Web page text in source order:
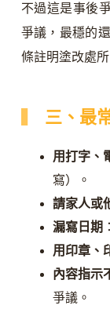
不過這是事後
爭議，最穩的
條註明塗改處
三、最
用打字、
寫）。
請家人或
漏寫日期
用印章、
內容指示
爭議。